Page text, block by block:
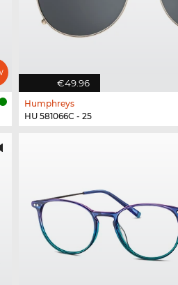
€49.96
Humphreys
HU 581066C - 25